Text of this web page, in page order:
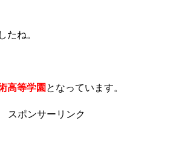
たね。
高等学園 となっています。
スポンサーリンク